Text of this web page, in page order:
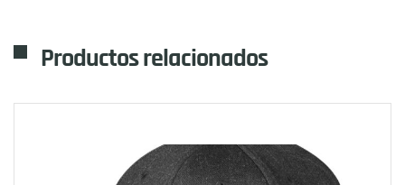
Productos relacionados